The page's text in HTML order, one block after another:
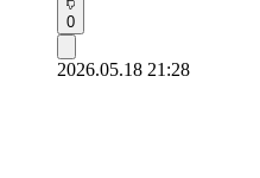
0
2026.05.18 21:28